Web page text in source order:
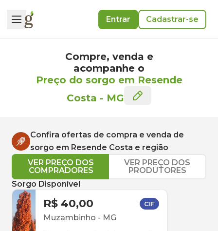
Entrar Cadastrar-se
Compre, venda e
acompanhe o
Preço do sorgo em Resende
Costa - MG
Confira ofertas de compra e venda de
sorgo em Resende Costa e região
VER PREÇO DOS
COMPRADORES
VER PREÇO DOS
PRODUTORES
Sorgo Disponível
R$ 40,00 CIF
Muzambinho - MG